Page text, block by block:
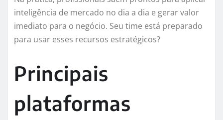
inteligência de mercado no dia a dia e gerar valor
imediato para o negócio. Seu time está preparado
para usar esses recursos estratégicos?
Principais
plataformas